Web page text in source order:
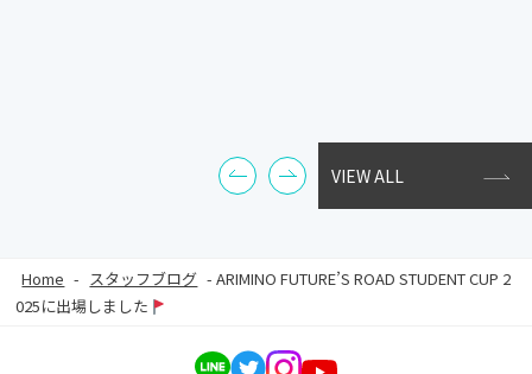
VIEW ALL
Home - スタッフブログ -ARIMINO FUTURE’S ROAD STUDENT CUP 2
025に出場しました